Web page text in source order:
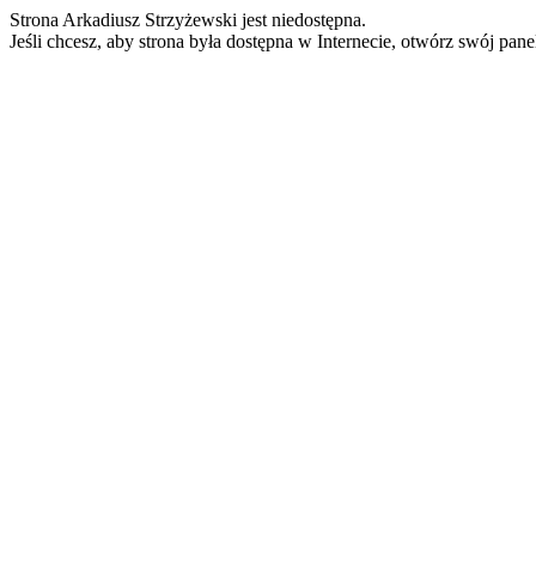
Strona Arkadiusz Strzyżewski jest niedostępna.
Jeśli chcesz, aby strona była dostępna w Internecie, otwórz swój